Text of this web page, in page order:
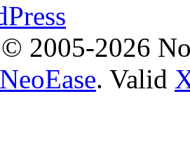
2005-2026
NeoEase. Valid